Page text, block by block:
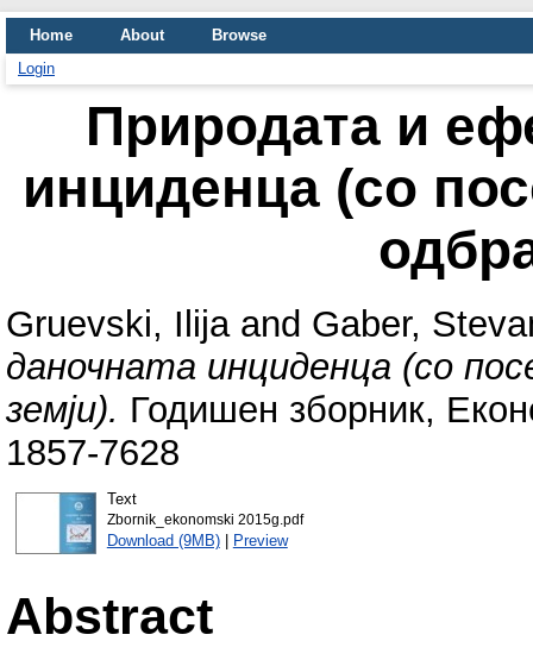
Home About
Browse
Login
Природата и
инциденца (со
Gruevski, Ilijaand Gaber,
даночната инциденца (со
земји). Годишен зборник,
1857-7628
Text
Zbornik_ekonomski 2015g.pdf
Download (9MB)| Preview
Abstract